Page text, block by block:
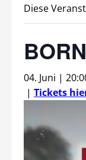
Diese
04. Juni |
| Tickets